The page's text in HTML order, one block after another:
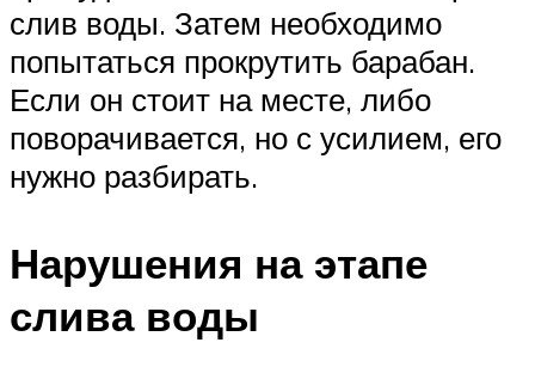
слив воды. Затем необходимо
попытаться прокрутить барабан.
Если он стоит на месте, либо
поворачивается, но с усилием, его
нужно разбирать.
Нарушения на этапе
слива воды